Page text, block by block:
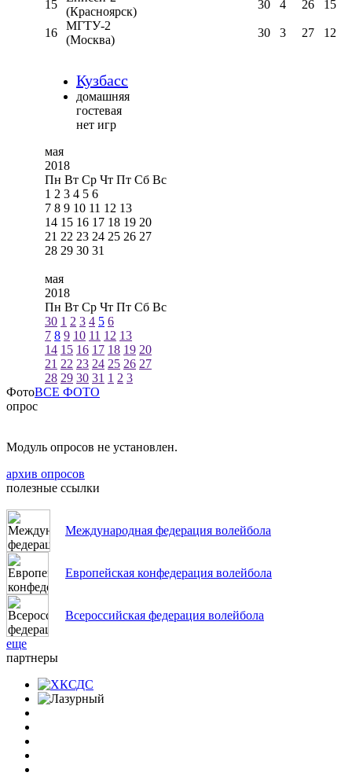
15
(Красноярск)
30 4 26 15
16
МГТУ-2
(Москва)
30 3 27 12
Кузбасс
домашняя
гостевая
нет игр
мая
2018
Пн Вт Ср Чт Пт Сб Вс
1 2 3 4 5 6
7 8 9 10 11 12 13
14 15 16 17 18 19 20
21 22 23 24 25 26 27
28 29 30 31
мая
2018
Пн Вт Ср Чт Пт Сб Вс
30 1 2 3 4 5 6
7 8 9 10 11 12 13
14 15 16 17 18 19 20
21 22 23 24 25 26 27
28 29 30 31 1 2 3
ФотоВСЕ ФОТО
опрос
Модуль опросов не установлен.
архив опросов
полезные ссылки
Международная федерация волейбола
Европейская конфедерация волейбола
Всероссийская федерация волейбола
еще
партнеры